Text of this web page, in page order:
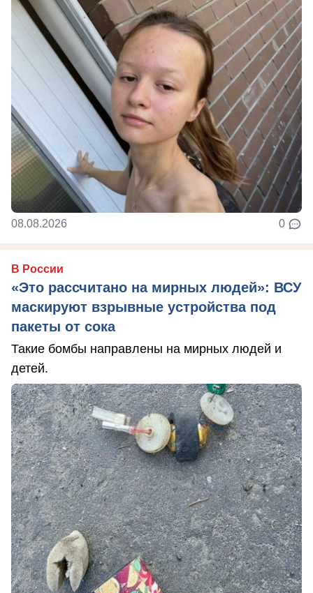
08.08.2026 0
В России
«Это рассчитано на мирных людей»: ВСУ
маскируют взрывные устройства под
пакеты от сока
Такие бомбы направлены на мирных людей и
детей.